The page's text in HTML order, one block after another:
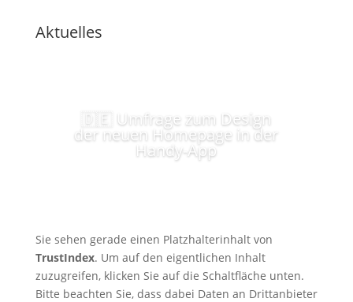
Aktuelles
🇩🇪 Umfrage zum Design
der neuen Homepage in der
Handy-App
Sie sehen gerade einen Platzhalterinhalt von
TrustIndex. Um auf den eigentlichen Inhalt
zuzugreifen, klicken Sie auf die Schaltfläche unten.
Bitte beachten Sie, dass dabei Daten an Drittanbieter